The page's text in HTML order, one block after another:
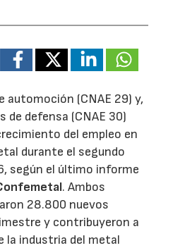
automoción (CNAE 29) y,
de defensa (CNAE 30)
del empleo en
durante el segundo
según el último informe
. Ambos
28.800 nuevos
y contribuyeron a
la industria del metal